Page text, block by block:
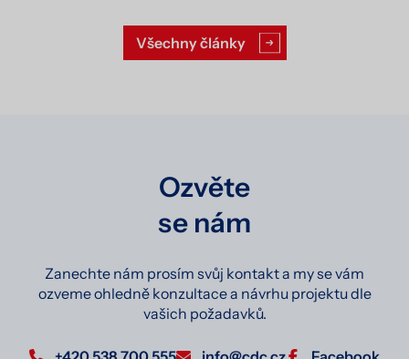
Všechny články
Ozvěte
se nám
Zanechte nám prosím svůj kontakt a my se vám
ozveme ohledně konzultace a návrhu projektu dle
vašich požadavků.